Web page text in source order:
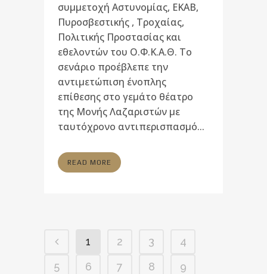
συμμετοχή Αστυνομίας, ΕΚΑΒ,
Πυροσβεστικής , Τροχαίας,
Πολιτικής Προστασίας και
εθελοντών του Ο.Φ.Κ.Α.Θ. Το
σενάριο προέβλεπε την
αντιμετώπιση ένοπλης
επίθεσης στο γεμάτο θέατρο
της Μονής Λαζαριστών με
ταυτόχρονο αντιπερισπασμό...
READ MORE
1 2 3
4
5
6 7 8
9